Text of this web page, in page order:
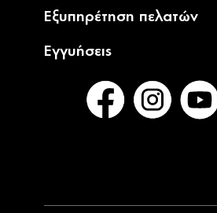
Εξυπηρέτηση πελατών
Εγγυήσεις